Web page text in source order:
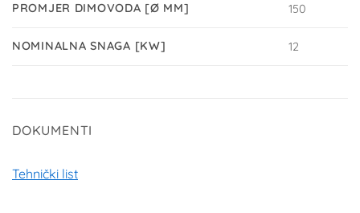
PROMJER DIMOVODA [Ø MM] 150
NOMINALNA SNAGA [KW] 12
DOKUMENTI
Tehnički list